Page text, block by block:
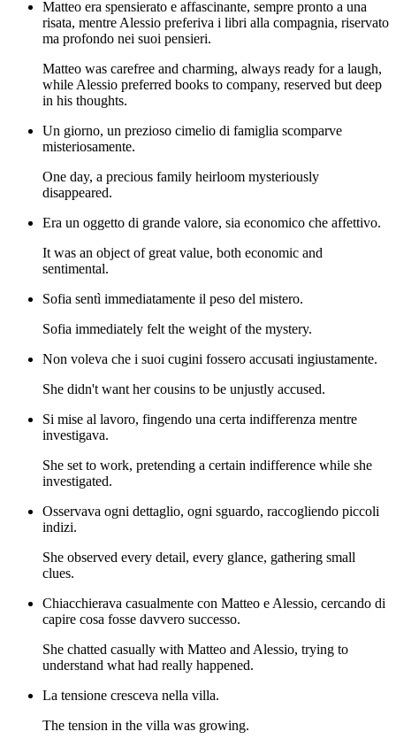
Matteo era spensierato e affascinante, sempre pronto a una
risata, mentre Alessio preferiva i libri alla compagnia, riservato
ma profondo nei suoi pensieri.
Matteo was carefree and charming, always ready for a laugh,
while Alessio preferred books to company, reserved but deep
in his thoughts.
Un giorno, un prezioso cimelio di famiglia scomparve
misteriosamente.
One day, a precious family heirloom mysteriously
disappeared.
Era un oggetto di grande valore, sia economico che affettivo.
It was an object of great value, both economic and
sentimental.
Sofia sentì immediatamente il peso del mistero.
Sofia immediately felt the weight of the mystery.
Non voleva che i suoi cugini fossero accusati ingiustamente.
She didn't want her cousins to be unjustly accused.
Si mise al lavoro, fingendo una certa indifferenza mentre
investigava.
She set to work, pretending a certain indifference while she
investigated.
Osservava ogni dettaglio, ogni sguardo, raccogliendo piccoli
indizi.
She observed every detail, every glance, gathering small
clues.
Chiacchierava casualmente con Matteo e Alessio, cercando di
capire cosa fosse davvero successo.
She chatted casually with Matteo and Alessio, trying to
understand what had really happened.
La tensione cresceva nella villa.
The tension in the villa was growing.